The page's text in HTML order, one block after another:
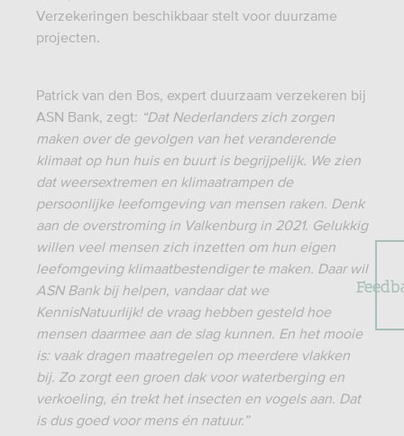
Verzekeringen beschikbaar stelt voor duurzame
projecten.
Patrick van den Bos, expert duurzaam verzekeren bij
ASN Bank, zegt: “Dat Nederlanders zich zorgen
maken over de gevolgen van het veranderende
klimaat op hun huis en buurt is begrijpelijk. We zien
dat weersextremen en klimaatrampen de
persoonlijke leefomgeving van mensen raken. Denk
aan de overstroming in Valkenburg in 2021. Gelukkig
willen veel mensen zich inzetten om hun eigen
leefomgeving klimaatbestendiger te maken. Daar wil
ASN Bank bij helpen, vandaar dat we
KennisNatuurlijk! de vraag hebben gesteld hoe
mensen daarmee aan de slag kunnen. En het mooie
is: vaak dragen maatregelen op meerdere vlakken
bij. Zo zorgt een groen dak voor waterberging en
verkoeling, én trekt het insecten en vogels aan. Dat
is dus goed voor mens én natuur.”